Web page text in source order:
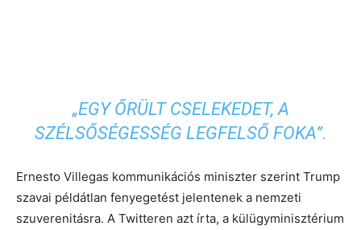
„EGY ŐRÜLT CSELEKEDET, A
SZÉLSŐSÉGESSÉG LEGFELSŐ FOKA”.
Ernesto Villegas kommunikációs miniszter szerint Trump
szavai példátlan fenyegetést jelentenek a nemzeti
szuverenitásra. A Twitteren azt írta, a külügyminisztérium